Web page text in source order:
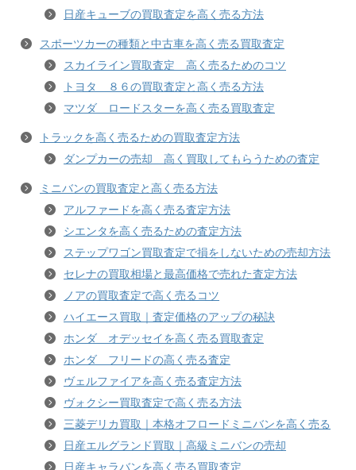
日産キューブの買取査定を高く売る方法
スポーツカーの種類と中古車を高く売る買取査定
スカイライン買取査定 高く売るためのコツ
トヨタ ８６の買取査定と高く売る方法
マツダ ロードスターを高く売る買取査定
トラックを高く売るための買取査定方法
ダンプカーの売却 高く買取してもらうための査定
ミニバンの買取査定と高く売る方法
アルファードを高く売る査定方法
シエンタを高く売るための査定方法
ステップワゴン買取査定で損をしないための売却方法
セレナの買取相場と最高価格で売れた査定方法
ノアの買取査定で高く売るコツ
ハイエース買取｜査定価格のアップの秘訣
ホンダ オデッセイを高く売る買取査定
ホンダ フリードの高く売る査定
ヴェルファイアを高く売る査定方法
ヴォクシー買取査定で高く売る方法
三菱デリカ買取｜本格オフロードミニバンを高く売る
日産エルグランド買取｜高級ミニバンの売却
日産キャラバンを高く売る買取査定